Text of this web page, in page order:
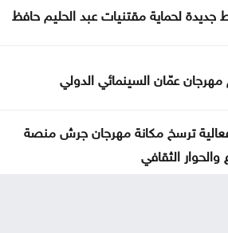
جديدة لحماية مقتنيات عبد الحليم حافظ
مهرجان عمّان السينمائي الدولي
فعالية ترسخ مكانة مهرجان جرش منصة
والحوار الثقافي